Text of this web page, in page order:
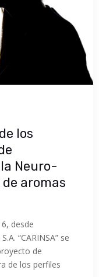
los
Neuro-
aromas
desde
“CARINSA” se
de
de los perfiles